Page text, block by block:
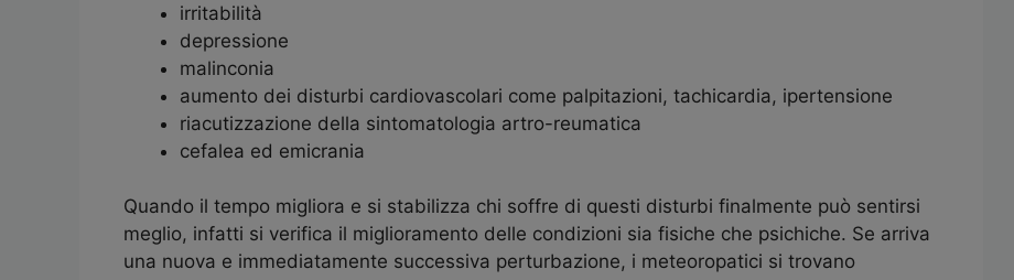
irritabilità
depressione
malinconia
aumento dei disturbi cardiovascolari come palpitazioni, tachicardia, ipertensione
riacutizzazione della sintomatologia artro-reumatica
cefalea ed emicrania
Quando il tempo migliora e si stabilizza chi soffre di questi disturbi finalmente può sentirsi
meglio, infatti si verifica il miglioramento delle condizioni sia fisiche che psichiche. Se arriva
una nuova e immediatamente successiva perturbazione, i meteoropatici si trovano